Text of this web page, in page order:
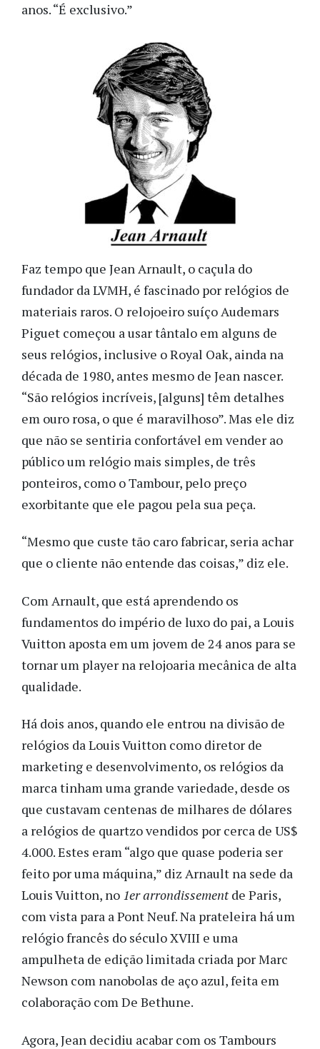
anos. “É exclusivo.”
Faz tempo que Jean Arnault, o caçula do
fundador da LVMH, é fascinado por relógios de
materiais raros. O relojoeiro suíço Audemars
Piguet começou a usar tântalo em alguns de
seus relógios, inclusive o Royal Oak, ainda na
década de 1980, antes mesmo de Jean nascer.
“São relógios incríveis, [alguns] têm detalhes
em ouro rosa, o que é maravilhoso”. Mas ele diz
que não se sentiria confortável em vender ao
público um relógio mais simples, de três
ponteiros, como o Tambour, pelo preço
exorbitante que ele pagou pela sua peça.
“Mesmo que custe tão caro fabricar, seria achar
que o cliente não entende das coisas,” diz ele.
Com Arnault, que está aprendendo os
fundamentos do império de luxo do pai, a Louis
Vuitton aposta em um jovem de 24 anos para se
tornar um player na relojoaria mecânica de alta
qualidade.
Há dois anos, quando ele entrou na divisão de
relógios da Louis Vuitton como diretor de
marketing e desenvolvimento, os relógios da
marca tinham uma grande variedade, desde os
que custavam centenas de milhares de dólares
a relógios de quartzo vendidos por cerca de US$
4.000. Estes eram “algo que quase poderia ser
feito por uma máquina,” diz Arnault na sede da
Louis Vuitton, no 1er arrondissementde Paris,
com vista para a Pont Neuf. Na prateleira há um
relógio francês do século XVIII e uma
ampulheta de edição limitada criada por Marc
Newson com nanobolas de aço azul, feita em
colaboração com De Bethune.
Agora, Jean decidiu acabar com os Tambours